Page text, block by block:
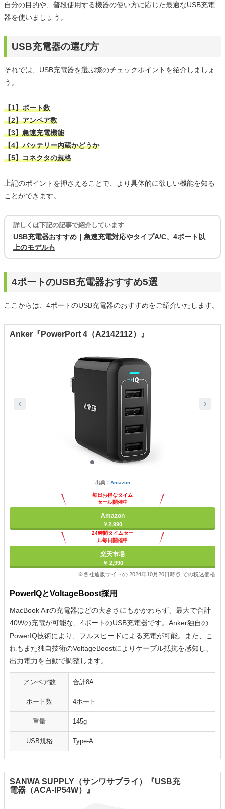
自分の目的や、普段使用する機器の使い方に応じた最適なUSB充電
器を使いましょう。
USB充電器の選び方
それでは、USB充電器を選ぶ際のチェックポイントを紹介しましょ
う。
【1】ポート数
【2】アンペア数
【3】急速充電機能
【4】バッテリー内蔵かどうか
【5】コネクタの規格
上記のポイントを押さえることで、より具体的に欲しい機能を知る
ことができます。
詳しくは下記の記事で紹介しています
USB充電器おすすめ｜急速充電対応やタイプA/C、4ポート以
上のモデルも
4ポートのUSB充電器おすすめ5選
ここからは、4ポートのUSB充電器のおすすめをご紹介いたします。
Anker『PowerPort 4（‎A2142112）』
出典： Amazon
毎日お得なタイム
セール開催中
Amazon
￥2,990
24時間タイムセー
ル毎日開催中
楽天市場
￥ 2,990
※各社通販サイトの 2024年10月20日時点 での税込価格
PowerIQとVoltageBoost採用
MacBook Airの充電器ほどの大きさにもかかわらず、最大で合計
40Wの充電が可能な、4ポートのUSB充電器です。Anker独自の
PowerIQ技術により、フルスピードによる充電が可能。また、こ
れもまた独自技術のVoltageBoostによりケーブル抵抗を感知し、
出力電力を自動で調整します。
アンペア数 合計8A
ポート数 4ポート
重量 145g
USB規格 Type-A
SANWA SUPPLY（サンワサプライ）『USB充
電器（ACA-IP54W）』